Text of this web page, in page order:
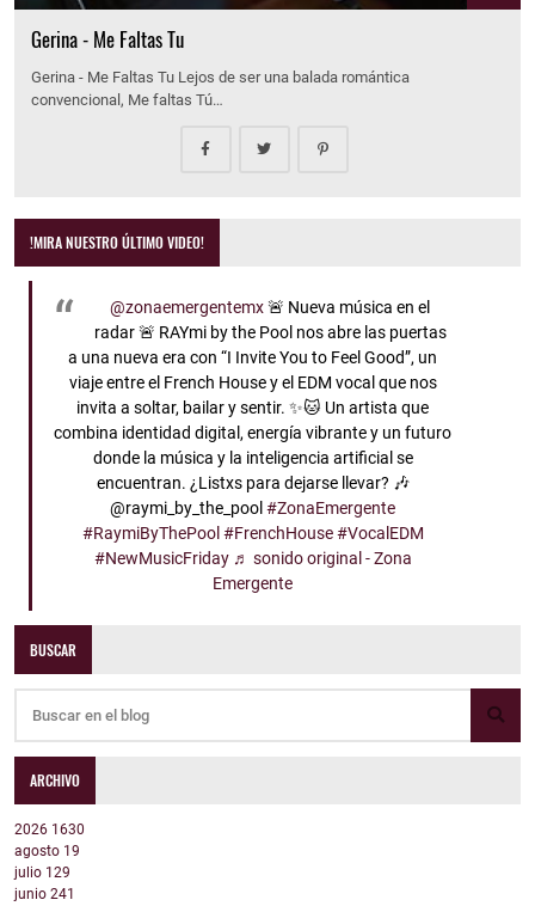
Gerina - Me Faltas Tu
Gerina - Me Faltas Tu Lejos de ser una balada romántica
convencional, Me faltas Tú…
!MIRA NUESTRO ÚLTIMO VIDEO!
@zonaemergentemx🚨 Nueva música en el
radar 🚨 RAYmi by the Pool nos abre las puertas
a una nueva era con “I Invite You to Feel Good”, un
viaje entre el French House y el EDM vocal que nos
invita a soltar, bailar y sentir. ✨🐱 Un artista que
combina identidad digital, energía vibrante y un futuro
donde la música y la inteligencia artificial se
encuentran. ¿Listxs para dejarse llevar? 🎶
@raymi_by_the_pool#ZonaEmergente
#RaymiByThePool #FrenchHouse #VocalEDM
#NewMusicFriday ♬ sonido original - Zona
Emergente
BUSCAR
ARCHIVO
2026 1630
agosto 19
julio 129
junio 241